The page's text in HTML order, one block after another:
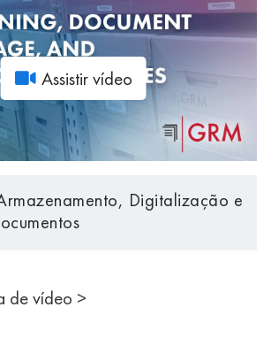
Assistir vídeo
Digitalização e
de vídeo >